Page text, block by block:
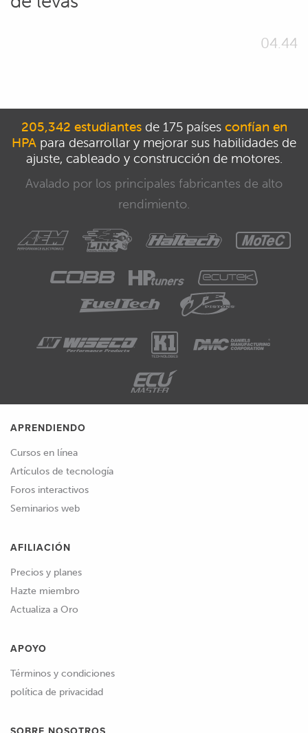
04.44
205,342 estudiantesde 175 países confían en
HPA para desarrollar y mejorar sus habilidades de
ajuste, cableado y construcción de motores.
Avalado por los principales fabricantes de alto
rendimiento.
APRENDIENDO
Cursos en línea
Artículos de tecnología
Foros interactivos
Seminarios web
AFILIACIÓN
Precios y planes
Hazte miembro
Actualiza a Oro
APOYO
Términos y condiciones
política de privacidad